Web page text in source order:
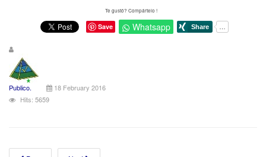
Te gustó? Compártelo !
Save Whatsapp
Publico.
18 February 2016
Hits: 5659